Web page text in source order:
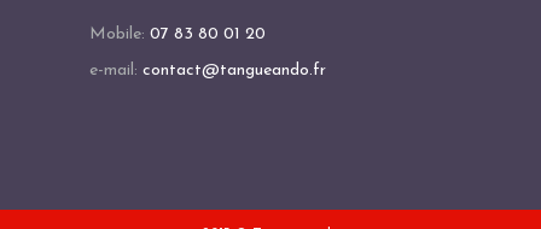
Mobile: 07 83 80 01 20
e-mail: contact@tangueando.fr